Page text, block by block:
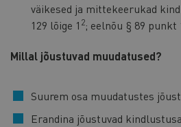
väikesed ja mittekeerukad
129 lõige 1 2; eelnõu § 89 punkt
Millal jõustuvad muudatused?
Suurem osa muudatustes
Erandina jõustuvad